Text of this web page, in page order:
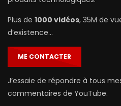
Plus de 1000 vidéos, 35M de
d’existence…
ME CONTACTER
J’essaie de répondre à tous
commentaires de YouTube.